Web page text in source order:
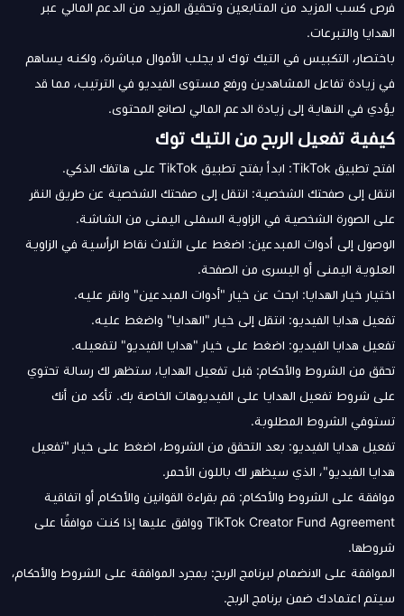
فرص كسب المزيد من المتابعين وتحقيق المزيد من الدعم المالي عبر
الهدايا والتبرعات.
باختصار، التكبيس في التيك توك لا يجلب الأموال مباشرة، ولكنه يساهم
في زيادة تفاعل المشاهدين ورفع مستوى الفيديو في الترتيب، مما قد
يؤدي في النهاية إلى زيادة الدعم المالي لصانع المحتوى.
كيفية تفعيل الربح من التيك توك
افتح تطبيق TikTok: ابدأ بفتح تطبيق TikTok على هاتفك الذكي.
انتقل إلى صفحتك الشخصية: انتقل إلى صفحتك الشخصية عن طريق النقر
على الصورة الشخصية في الزاوية السفلى اليمنى من الشاشة.
الوصول إلى أدوات المبدعين: اضغط على الثلاث نقاط الرأسية في الزاوية
العلوية اليمنى أو اليسرى من الصفحة.
اختيار خيار الهدايا: ابحث عن خيار "أدوات المبدعين" وانقر عليه.
تفعيل هدايا الفيديو: انتقل إلى خيار "الهدايا" واضغط عليه.
تفعيل هدايا الفيديو: اضغط على خيار "هدايا الفيديو" لتفعيله.
تحقق من الشروط والأحكام: قبل تفعيل الهدايا، ستظهر لك رسالة تحتوي
على شروط تفعيل الهدايا على الفيديوهات الخاصة بك. تأكد من أنك
تستوفي الشروط المطلوبة.
تفعيل هدايا الفيديو: بعد التحقق من الشروط، اضغط على خيار "تفعيل
هدايا الفيديو"، الذي سيظهر لك باللون الأحمر.
موافقة على الشروط والأحكام: قم بقراءة القوانين والأحكام أو اتفاقية
TikTok Creator Fund Agreement ووافق عليها إذا كنت موافقًا على
شروطها.
الموافقة على الانضمام لبرنامج الربح: بمجرد الموافقة على الشروط والأحكام،
سيتم اعتمادك ضمن برنامج الربح.